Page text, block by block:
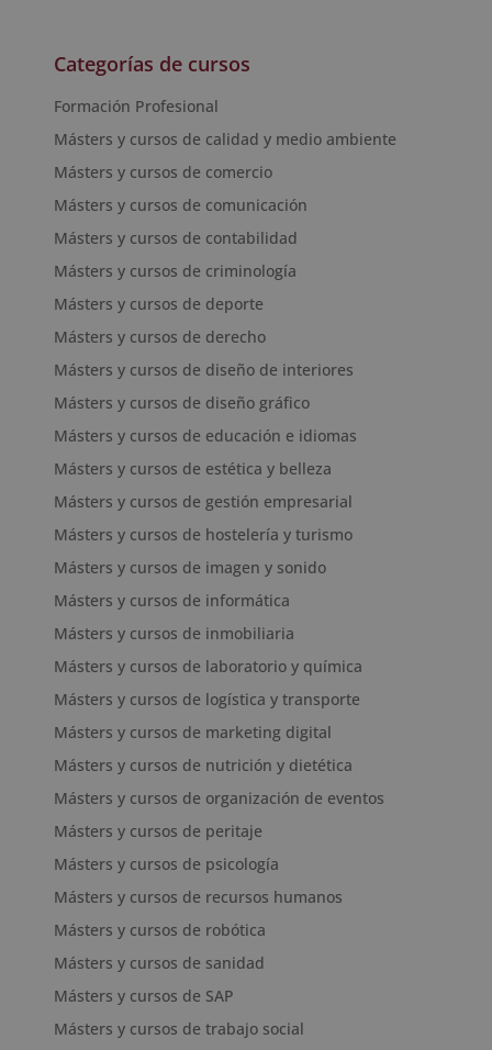
Categorías de cursos
Formación Profesional
Másters y cursos de calidad y medio ambiente
Másters y cursos de comercio
Másters y cursos de comunicación
Másters y cursos de contabilidad
Másters y cursos de criminología
Másters y cursos de deporte
Másters y cursos de derecho
Másters y cursos de diseño de interiores
Másters y cursos de diseño gráfico
Másters y cursos de educación e idiomas
Másters y cursos de estética y belleza
Másters y cursos de gestión empresarial
Másters y cursos de hostelería y turismo
Másters y cursos de imagen y sonido
Másters y cursos de informática
Másters y cursos de inmobiliaria
Másters y cursos de laboratorio y química
Másters y cursos de logística y transporte
Másters y cursos de marketing digital
Másters y cursos de nutrición y dietética
Másters y cursos de organización de eventos
Másters y cursos de peritaje
Másters y cursos de psicología
Másters y cursos de recursos humanos
Másters y cursos de robótica
Másters y cursos de sanidad
Másters y cursos de SAP
Másters y cursos de trabajo social